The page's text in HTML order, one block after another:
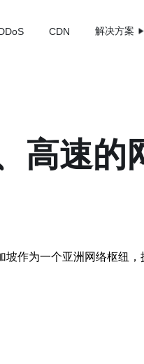
CDN 解决方案
高速的
作为一个亚洲网络枢纽